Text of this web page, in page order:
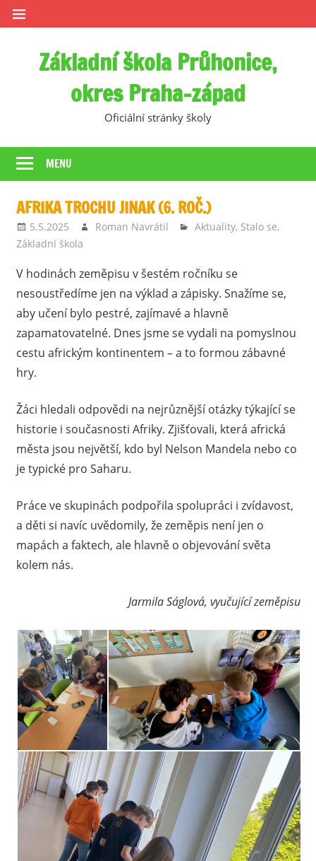
Skip
to
Základní škola Průhonice,
okres Praha-západ
Oficiální stránky školy
MENU
AFRIKA TROCHU JINAK (6. ROČ.)
5.5.2025 Roman Navrátil Aktuality, Stalo se,
Základní škola
V hodinách zeměpisu v šestém ročníku se
nesoustředíme jen na výklad a zápisky. Snažíme se,
aby učení bylo pestré, zajímavé a hlavně
zapamatovatelné. Dnes jsme se vydali na pomyslnou
cestu africkým kontinentem – a to formou zábavné
hry.
Žáci hledali odpovědi na nejrůznější otázky týkající se
historie i současnosti Afriky. Zjišťovali, která africká
města jsou největší, kdo byl Nelson Mandela nebo co
je typické pro Saharu.
Práce ve skupinách podpořila spolupráci i zvídavost,
a děti si navíc uvědomily, že zeměpis není jen o
mapách a faktech, ale hlavně o objevování světa
kolem nás.
Jarmila Ságlová, vyučující zeměpisu